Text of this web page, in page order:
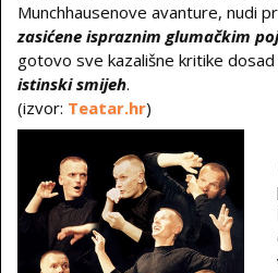
Munchhausenove avanture, nudi
zasićene ispraznim glumačkim
gotovo sve kazališne kritike dosad
istinski smijeh.
(izvor: Teatar.hr)